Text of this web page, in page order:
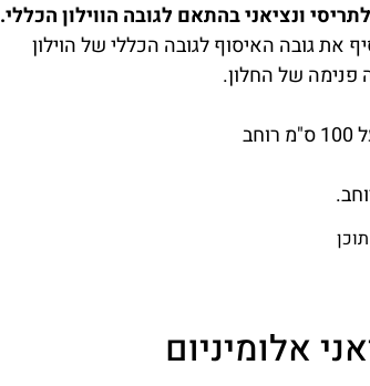
ונציאני בהתאם לגובה הווילון הכללי.
את גובה האיסוף לגובה הכללי של הוילון
פנימה של החלון.
אלומיניום